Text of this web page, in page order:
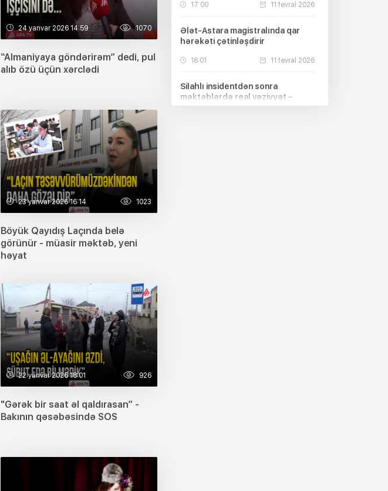
24 yanvar 2026 14:59 1070
“Almaniyaya göndərirəm” dedi, pul
alıb özü üçün xərclədi
23 yanvar 2026 16:14 1023
Böyük Qayıdış Laçında belə
görünür - müasir məktəb, yeni
həyat
22 yanvar 2026 18:01 926
"Gərək bir saat əl qaldırasan” -
Bakının qəsəbəsində SOS
17:00 11 fevral 2026
Ələt-Astara magistralında qar
hərəkəti çətinləşdirir
16:01 11 fevral 2026
Silahlı insidentdən sonra
məktəblərdə real vəziyyət –